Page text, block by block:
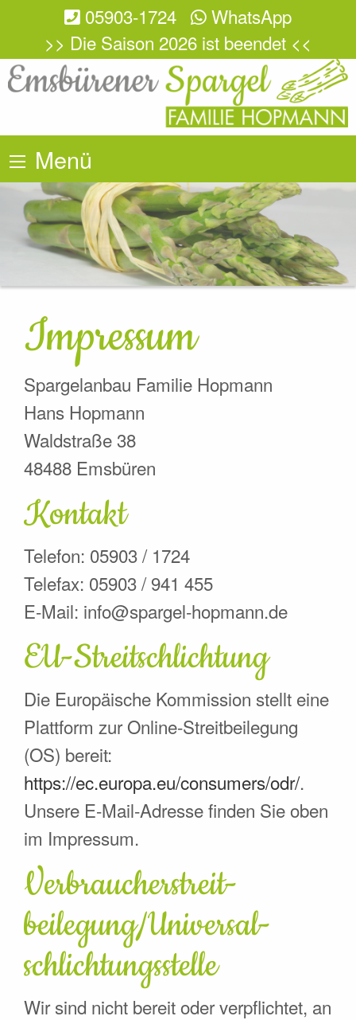
05903-1724
WhatsApp
>> Die Saison 2026 ist beendet <<
Menü
Impressum
Spargelanbau Familie Hopmann
Hans Hopmann
Waldstraße 38
48488 Emsbüren
Kontakt
Telefon: 05903 / 1724
Telefax: 05903 / 941 455
E-Mail: info@spargel-hopmann.de
EU-Streitschlichtung
Die Europäische Kommission stellt eine
Plattform zur Online-Streitbeilegung
(OS) bereit:
https://ec.europa.eu/consumers/odr/.
Unsere E-Mail-Adresse finden Sie oben
im Impressum.
Verbraucher­streit­
beilegung/Universal­
schlichtungs­stelle
Wir sind nicht bereit oder verpflichtet, an